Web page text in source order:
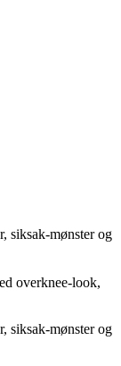
siksak-mønster og
overknee-look,
siksak-mønster og